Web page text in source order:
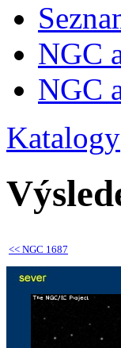
NGC
NGC
Katalogy
<< NGC 1687